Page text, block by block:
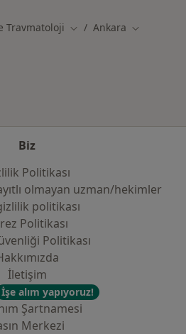
Travmatoloji Şehir değiştir
Ankara Şehir
değiştir
Biz
Politikası
olmayan uzman/hekimler
politikası
Politikası
Politikası
İletişim
İşe alım yapıyoruz!
Şartnamesi
Merkezi